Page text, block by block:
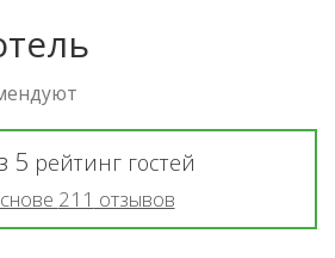
5 рейтинг гостей
211 отзывов